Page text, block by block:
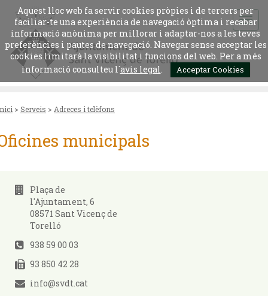
Aquest lloc web fa servir cookies pròpies i de tercers per
faciliar-te una experiència de navegació òptima i recabar
informació anònima per millorar i adaptar-nos a les teves
preferències i pautes de navegació. Navegar sense acceptar les
cookies limitarà la visibilitat i funcions del web. Per a més
informació consulteu l´avis legal. Acceptar Cookies
> Serveis > Adreces i telèfons
municipals
Plaça de
l'Ajuntament, 6
08571 Sant Vicenç de
Torelló
938 59 00 03
93 850 42 28
info@svdt.cat